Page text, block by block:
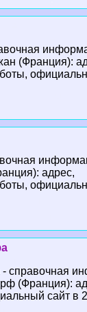
(Франция):
адрес,
справочная
(Франция):
сайт в